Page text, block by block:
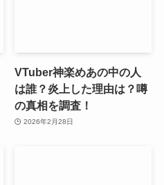
VTuber神楽めあの中の人
は誰？炎上した理由は？噂
の真相を調査！
2026年2月28日